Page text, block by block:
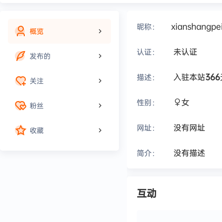
概览
发布的
关注
粉丝
收藏
昵称：
认证： 未认证
描述： 入驻本站366
性别： 女
网址： 没有网址
简介： 没有描述
互动